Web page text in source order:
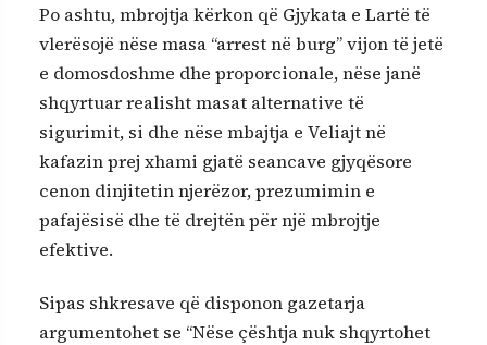
Po ashtu, mbrojtja kërkon që Gjykata e Lartë të
vlerësojë nëse masa “arrest në burg” vijon të jetë
e domosdoshme dhe proporcionale, nëse janë
shqyrtuar realisht masat alternative të
sigurimit, si dhe nëse mbajtja e Veliajt në
kafazin prej xhami gjatë seancave gjyqësore
cenon dinjitetin njerëzor, prezumimin e
pafajësisë dhe të drejtën për një mbrojtje
efektive.
Sipas shkresave që disponon gazetarja
argumentohet se “Nëse çështja nuk shqyrtohet